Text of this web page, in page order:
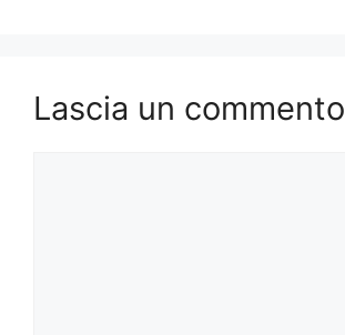
Lascia un commento